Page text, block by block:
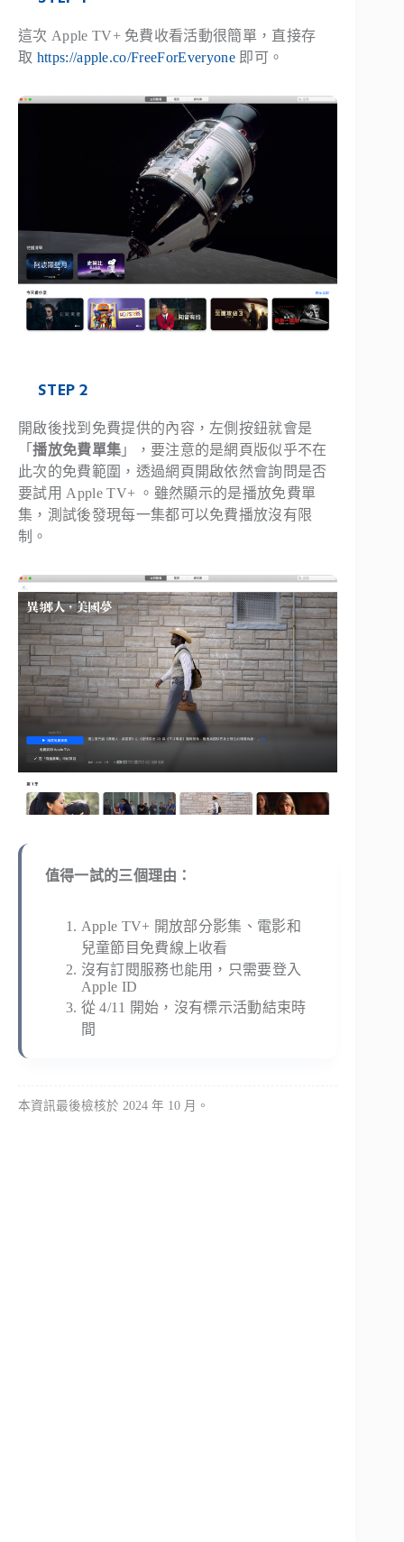
這次 Apple TV+ 免費收看活動很簡單，直接存
取 https://apple.co/FreeForEveryone即可。
STEP 2
開啟後找到免費提供的內容，左側按鈕就會是
「播放免費單集 」，要注意的是網頁版似乎不在
此次的免費範圍，透過網頁開啟依然會詢問是否
要試用 Apple TV+ 。雖然顯示的是播放免費單
集，測試後發現每一集都可以免費播放沒有限
制。
值得一試的三個理由：
Apple TV+ 開放部分影集、電影和
兒童節目免費線上收看
沒有訂閱服務也能用，只需要登入
Apple ID
從 4/11 開始，沒有標示活動結束時
間
本資訊最後檢核於 2024 年 10 月。